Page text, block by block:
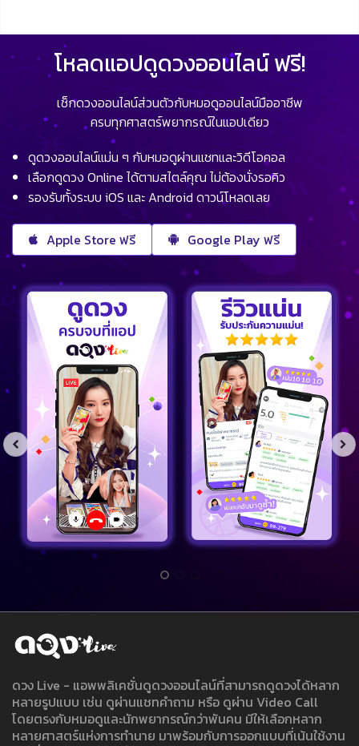
โหลดแอปดูดวงออนไลน์ ฟรี!
เช็กดวงออนไลน์ส่วนตัวกับหมอดูออนไลน์มืออาชีพ
ครบทุกศาสตร์พยากรณ์ในแอปเดียว
ดูดวงออนไลน์แม่น ๆ กับหมอดูผ่านแชทและวิดีโอคอล
เลือกดูดวง Online ได้ตามสไตล์คุณ ไม่ต้องนั่งรอคิว
รองรับทั้งระบบ iOS และ Android ดาวน์โหลดเลย
Apple Store ฟรี Google Play ฟรี
ดวง Live - แอพพลิเคชั่นดูดวงออนไลน์ที่สามารถดูดวงได้หลาก
หลายรูปแบบ เช่น ดูผ่านแชทคำถาม หรือ ดูผ่าน Video Call
โดยตรงกับหมอดูและนักพยากรณ์กว่าพันคน มีให้เลือกหลาก
หลายศาสตร์แห่งการทำนาย มาพร้อมกับการออกแบบที่เน้นใช้งาน